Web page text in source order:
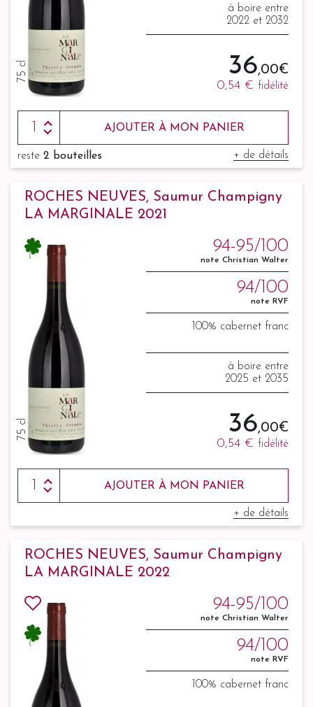
75 cl
à boire entre
2022 et 2032
36,00 €
0,54 € fidélité
AJOUTER À MON PANIER
reste 2 bouteilles + de détails
ROCHES NEUVES, Saumur Champigny
LA MARGINALE 2021
75 cl
94-95/100
note Christian Walter
94/100
note RVF
100% cabernet franc
à boire entre
2025 et 2035
36,00 €
0,54 € fidélité
AJOUTER À MON PANIER
+ de détails
ROCHES NEUVES, Saumur Champigny
LA MARGINALE 2022
94-95/100
note Christian Walter
94/100
note RVF
100% cabernet franc